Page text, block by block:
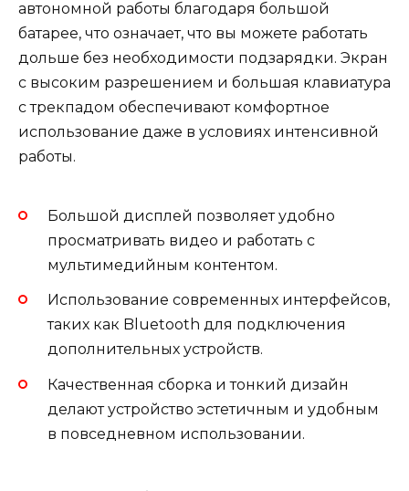
автономной работы благодаря большой
батарее, что означает, что вы можете работать
дольше без необходимости подзарядки. Экран
с высоким разрешением и большая клавиатура
с трекпадом обеспечивают комфортное
использование даже в условиях интенсивной
работы.
Большой дисплей позволяет удобно
просматривать видео и работать с
мультимедийным контентом.
Использование современных интерфейсов,
таких как Bluetooth для подключения
дополнительных устройств.
Качественная сборка и тонкий дизайн
делают устройство эстетичным и удобным
в повседневном использовании.